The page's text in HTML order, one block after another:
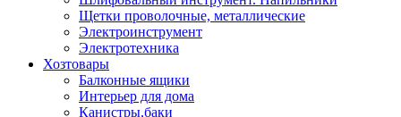
Щетки проволочные, металлические
Электроинструмент
Электротехника
Хозтовары
Балконные ящики
Интерьер для дома
Канистры,баки